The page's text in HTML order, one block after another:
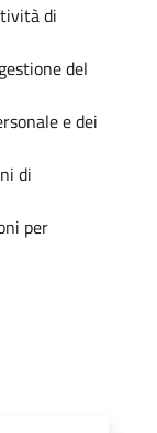
di
del
e dei
di
per